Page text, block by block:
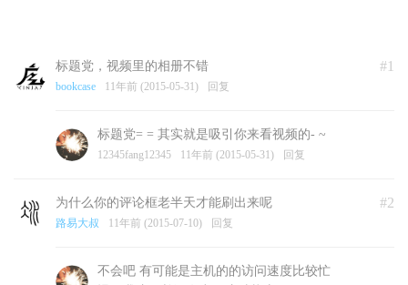
#1
标题党，视频里的相册不错
bookcase 11年前 (2015-05-31) 回复
标题党= = 其实就是吸引你来看视频的- ~
12345fang12345 11年前 (2015-05-31) 回复
#2
为什么你的评论框老半天才能刷出来呢
路易大叔 11年前 (2015-07-10) 回复
不会吧 有可能是主机的的访问速度比较忙